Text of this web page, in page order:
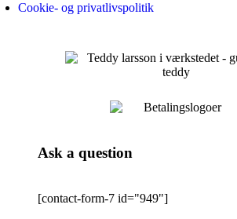
Cookie- og privatlivspolitik
Ask a question
[contact-form-7 id="949"]